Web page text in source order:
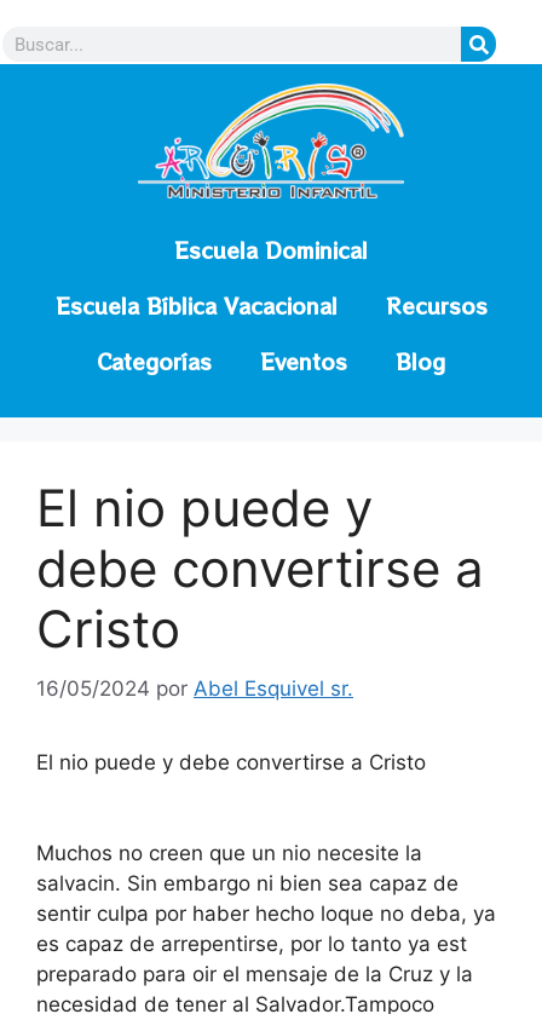
Escuela Dominical
Escuela Bíblica Vacacional
Recursos
Categorías
Eventos Blog
El nio puede y
debe convertirse a
Cristo
16/05/2024 por Abel Esquivel sr.
El nio puede y debe convertirse a Cristo
Muchos no creen que un nio necesite la
salvacin. Sin embargo ni bien sea capaz de
sentir culpa por haber hecho loque no deba, ya
es capaz de arrepentirse, por lo tanto ya est
preparado para oir el mensaje de la Cruz y la
necesidad de tener al Salvador.Tampoco